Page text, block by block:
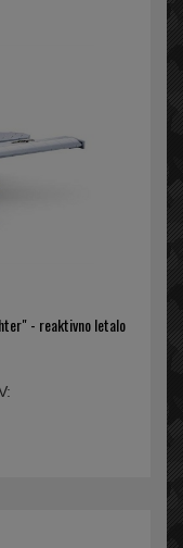
- reaktivno letalo